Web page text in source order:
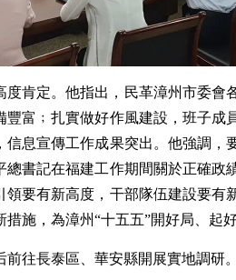
度肯定。他指出，民革漳州市委會
豐富﹔扎實做好作風建設，班子成
信息宣傳工作成果突出。他強調，
書記在福建工作期間關於正確政
領要有新高度，干部隊伍建設要有
施，為漳州“十五五”開好局、起
往長泰區、華安縣開展實地調研。